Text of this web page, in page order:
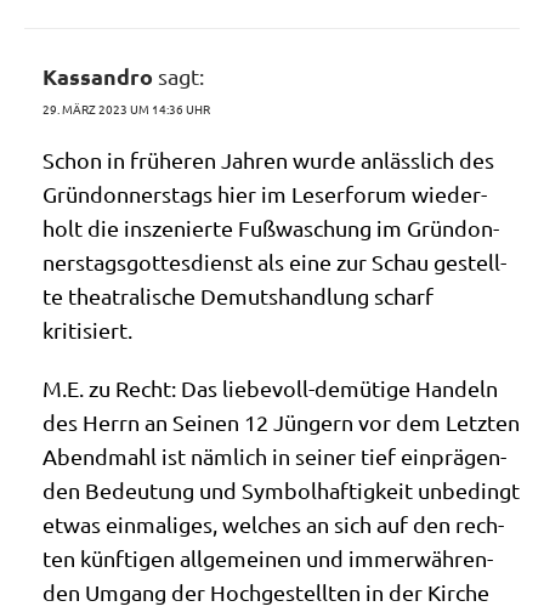
Kassandro sagt:
29. MÄRZ 2023 UM 14:36 UHR
Schon in frü­he­ren Jah­ren wur­de anläss­lich des
Grün­don­ners­tags hier im Leser­fo­rum wie­der­
holt die insze­nier­te Fuß­wa­schung im Grün­don­
ners­tags­got­tes­dienst als eine zur Schau gestell­
te thea­tra­li­sche Demuts­hand­lung scharf
kritisiert.
M.E. zu Recht: Das lie­be­voll-demü­ti­ge Han­deln
des Herrn an Sei­nen 12 Jün­gern vor dem Letz­ten
Abend­mahl ist näm­lich in sei­ner tief ein­prä­gen­
den Bedeu­tung und Sym­bol­haf­tig­keit unbe­dingt
etwas ein­ma­li­ges, wel­ches an sich auf den rech­
ten künf­ti­gen all­ge­mei­nen und immer­wäh­ren­
den Umgang der Hoch­ge­stell­ten in der Kir­che